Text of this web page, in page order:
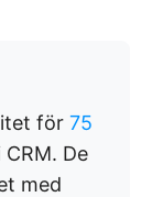
för 75
De
med